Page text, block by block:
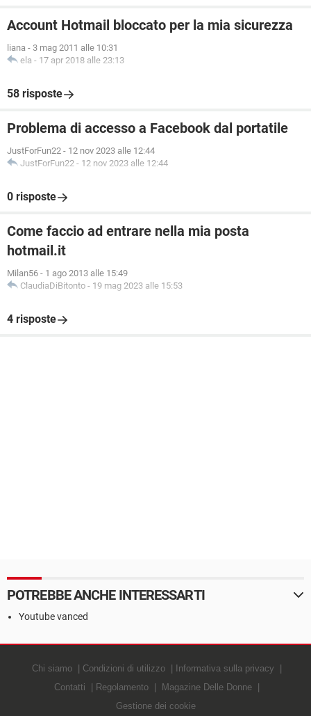
Account Hotmail bloccato per la mia sicurezza
liana - 3 mag 2011 alle 10:31
ela - 17 apr 2018 alle 23:13
58 risposte
Problema di accesso a Facebook dal portatile
JustForFun22 - 12 nov 2023 alle 12:44
JustForFun22 - 12 nov 2023 alle 12:44
0 risposte
Come faccio ad entrare nella mia posta
hotmail.it
Milan56 - 1 ago 2013 alle 15:49
ClaudiaDiBitonto - 19 mag 2023 alle 15:53
4 risposte
POTREBBE ANCHE INTERESSARTI
Youtube vanced
Chi siamo Condizioni di utilizzo
Informativa sulla privacy
Contatti
Regolamento
Magazine Delle Donne
Gestione dei cookie